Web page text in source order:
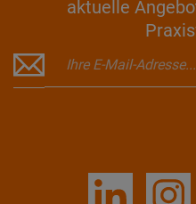
aktuelle